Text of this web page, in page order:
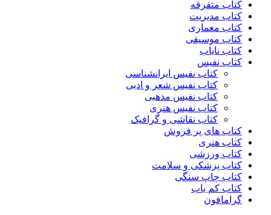
کتاب متفرقه
کتاب مدیریت
کتاب معماری
کتاب موسیقی
کتاب نایاب
کتاب نفیس
کتاب نفیس ایرانشناسی
کتاب نفیس شعر و ادبی
کتاب نفیس مذهبی
کتاب نفیس هنری
کتاب نقاشی و گرافیک
کتاب های پر فروش
کتاب هنری
کتاب ورزشی
کتاب پزشکی و سلامت
کتاب چاپ سنگی
کتاب کم یاب
گرامافون